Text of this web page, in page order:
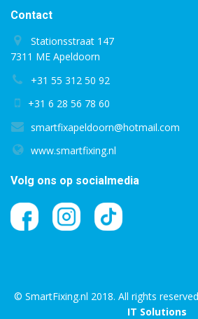
Contact
Stationsstraat 147
7311 ME Apeldoorn
+31 55 312 50 92
+31 6 28 56 78 60
smartfixapeldoorn@hotmail.com
www.smartfixing.nl
Volg ons op socialmedia
© SmartFixing.nl 2018. All rights
IT Solutions